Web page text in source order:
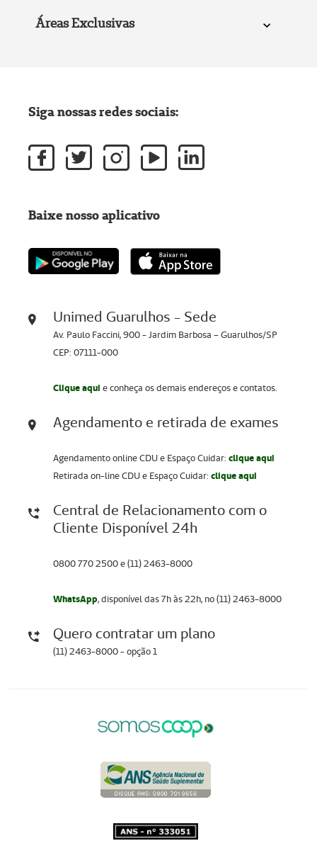
Áreas Exclusivas
Unimed Guarulhos - Sede
Av. Paulo Faccini, 900 - Jardim Barbosa – Guarulhos/SP
CEP: 07111-000
Clique aqui e conheça os demais endereços e contatos.
Agendamento e retirada de exames
Agendamento online CDU e Espaço Cuidar: clique aqui
Retirada on-line CDU e Espaço Cuidar: clique aqui
Central de Relacionamento com o
Cliente Disponível 24h
0800 770 2500 e (11) 2463-8000
WhatsApp, disponível das 7h às 22h, no (11) 2463-8000
Quero contratar um plano
(11) 2463-8000 - opção 1
Siga nossas redes sociais:
Baixe nosso aplicativo